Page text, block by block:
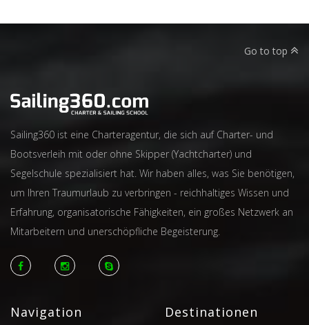
Go to top
Sailing360 ist eine Charteragentur, die sich auf Charter- und
Bootsverleih mit oder ohne Skipper (Yachtcharter) und
Segelschule spezialisiert hat. Wir haben alles, was Sie benötigen,
um Ihren Traumurlaub zu verbringen - reichhaltiges Wissen und
Erfahrung, organisatorische Fähigkeiten, ein großes Netzwerk an
Mitarbeitern und unerschöpfliche Begeisterung.
Navigation Destinationen